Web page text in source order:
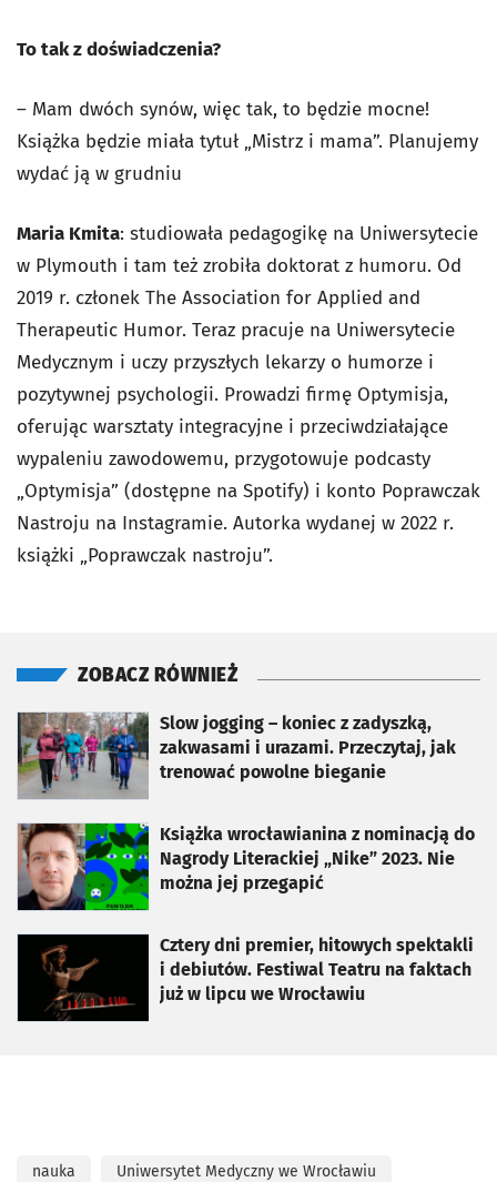
To tak z doświadczenia?
– Mam dwóch synów, więc tak, to będzie mocne!
Książka będzie miała tytuł „Mistrz i mama”. Planujemy
wydać ją w grudniu
Maria Kmita: studiowała pedagogikę na Uniwersytecie
w Plymouth i tam też zrobiła doktorat z humoru. Od
2019 r. członek The Association for Applied and
Therapeutic Humor. Teraz pracuje na Uniwersytecie
Medycznym i uczy przyszłych lekarzy o humorze i
pozytywnej psychologii. Prowadzi firmę Optymisja,
oferując warsztaty integracyjne i przeciwdziałające
wypaleniu zawodowemu, przygotowuje podcasty
„Optymisja” (dostępne na Spotify) i konto Poprawczak
Nastroju na Instagramie. Autorka wydanej w 2022 r.
książki „Poprawczak nastroju”.
ZOBACZ RÓWNIEŻ
Slow jogging – koniec z zadyszką,
zakwasami i urazami. Przeczytaj, jak
trenować powolne bieganie
otworzy się w nowej karcie
Książka wrocławianina z nominacją do
Nagrody Literackiej „Nike” 2023. Nie
można jej przegapić
otworzy się w nowej karcie
Cztery dni premier, hitowych spektakli
i debiutów. Festiwal Teatru na faktach
już w lipcu we Wrocławiu
otworzy się w nowej karcie
nauka Uniwersytet Medyczny we Wrocławiu